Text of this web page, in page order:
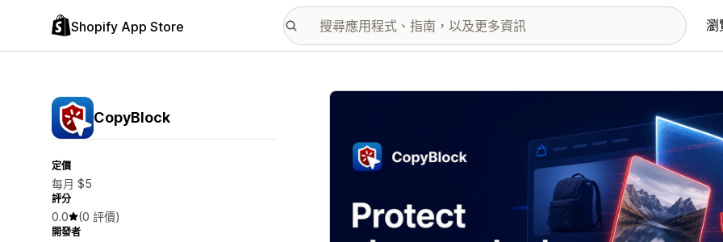
Shopify App Store 瀏
CopyBlock
定價
每月 $5
評分
0.0 (0 評價)
開發者
主要圖片圖庫